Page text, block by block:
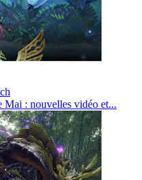
: nouvelles vidéo et...